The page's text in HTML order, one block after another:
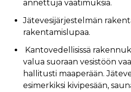
annettuja vaatimuksia.
Jätevesijärjestelmän
rakentamislupaa.
Kantovedellisissä
valua suoraan vesistöön
hallitusti maaperään.
esimerkiksi kivipesään,